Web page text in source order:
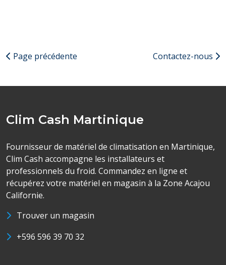
Page précédente Contactez-nous
Clim Cash Martinique
Fournisseur de matériel de climatisation en Martinique,
Clim Cash accompagne les installateurs et
professionnels du froid. Commandez en ligne et
récupérez votre matériel en magasin à la Zone Acajou
Californie.
Trouver un magasin
+596 596 39 70 32